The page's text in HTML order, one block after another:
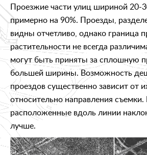
Проезжие части улиц шириной 20-
примерно на 90%. Проезды,
видны отчетливо, однако граница
растительности не всегда
могут быть приняты за сплошную
большей ширины. Возможность
проездов существенно зависит от
относительно направления
расположенные вдоль линии
лучше.